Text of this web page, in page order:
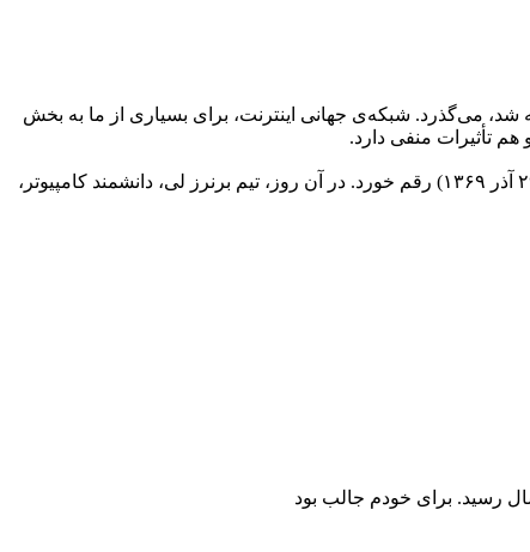
شد، می‌گذرد. شبکه‌ی جهانی اینترنت، برای بسیاری از ما به بخش
تأثیرات منفی دارد.
???? یکی از مهم‌ترین رخداد‌های این انقلاب بزرگ، ۲۰ دسامبر ۱۹۹۰ (۲۹ آذر ۱۳۶۹) رقم خورد. در آن روز، تیم برنرز لی، دانشمند کامپیوتر،